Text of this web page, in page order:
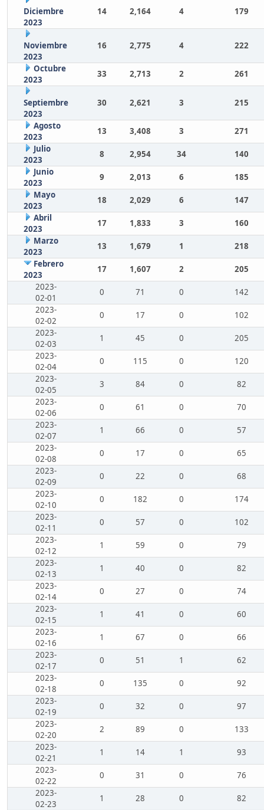
Diciembre
2023
14 2,164 4 179
Noviembre
2023
16 2,775 4 222
Octubre
2023
33 2,713 2 261
Septiembre
2023
30 2,621 3 215
Agosto
2023
13 3,408 3
271
Julio
2023
8 2,954 34
140
Junio
2023
9 2,013 6
185
Mayo
2023
18 2,029 6
147
Abril
2023
17 1,833 3
160
Marzo
2023
13 1,679 1
218
Febrero
2023
17 1,607 2
205
2023-
02-01
0 71 0
142
2023-
02-02
0 17 0
102
2023-
02-03
1 45 0
205
2023-
02-04
0 115 0
120
2023-
02-05
3 84 0
82
2023-
02-06
0 61 0
70
2023-
02-07
1 66 0
57
2023-
02-08
0 17 0
65
2023-
02-09
0 22 0
68
2023-
02-10
0 182 0
174
2023-
02-11
0 57 0
102
2023-
02-12
1 59 0
79
2023-
02-13
1 40 0
82
2023-
02-14
0 27 0
74
2023-
02-15
1 41 0
60
2023-
02-16
1 67 0
66
2023-
02-17
0 51 1
62
2023-
02-18
0 135 0
92
2023-
02-19
0 32 0
97
2023-
02-20
2 89 0
133
2023-
02-21
1 14 1
93
2023-
02-22
0 31 0
76
2023-
02-23
1 28 0
82